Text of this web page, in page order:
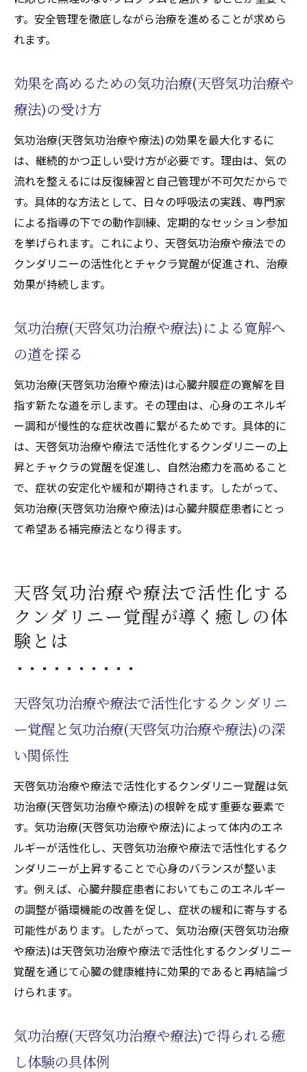
気功治療(天啓気功治療や療法)がもたらす癒
しのプロセス解説
補完療法としての気功治療(天啓気功治療や
療法)の可能性
寛解に向けて気功治療(天啓気功治療や療法)が
果たす役割を考察
寛解を支える気功治療(天啓気功治療や療法)
のメカニズム紹介
心臓弁膜症寛解に必要な気功治療(天啓気功
治療や療法)の工夫
天啓気功治療や療法で活性化するクンダリ
ニー覚醒が寛解に導く理由
の癒しがもたらす前向きな変化
気功治療(天啓気功治療や療法)と寛解におけ
る生活改善の関係
寛解を後押しする気功治療(天啓気功治療や
療法)実践ポイント
気功治療(天啓気功治療や療法)で心身のバラン
スを整える方法
心身バランスを整える気功治療(天啓気功治
療や療法)のコツ
気功治療(天啓気功治療や療法)による癒しの
ニーとチャクラ調整の実践法
日常生活で取り入れる気功治療(天啓気功治
療や療法)の工夫
心臓弁膜症改善を目指す気功治療(天啓気功
バランス維持に役立つ気功治療(天啓気功治
療や療法)の知識
心臓弁膜症と気功治療(天啓気功治療や療法)の
心臓弁膜症と気功治療(天啓気功治療や療法)
の関連性を探る
癒しと効果を生む気功治療(天啓気功治療や
療法)の活用事例
寛解を後押しする天啓気功治療や療法で活
性化するクンダリニーの力
天啓気功治療や療法で活性化するチャクラ
覚醒が症状に与える影響とは
気功治療(天啓気功治療や療法)を続けるメリ
ットと課題
意義を考える
天啓気功治療や療法で活性化するクンダリニー
す。安全管理を徹底しながら治療を進めることが求めら
れます。
効果を高めるための気功治療(天啓気功治療や
療法)の受け方
気功治療(天啓気功治療や療法)の効果を最大化するに
は、継続的かつ正しい受け方が必要です。理由は、気の
流れを整えるには反復練習と自己管理が不可欠だからで
す。具体的な方法として、日々の呼吸法の実践、専門家
による指導の下での動作訓練、定期的なセッション参加
を挙げられます。これにより、天啓気功治療や療法での
クンダリニーの活性化とチャクラ覚醒が促進され、治療
効果が持続します。
気功治療(天啓気功治療や療法)による寛解へ
の道を探る
気功治療(天啓気功治療や療法)は心臓弁膜症の寛解を目
指す新たな道を示します。その理由は、心身のエネルギ
ー調和が慢性的な症状改善に繋がるためです。具体的に
は、天啓気功治療や療法で活性化するクンダリニーの上
昇とチャクラの覚醒を促進し、自然治癒力を高めること
で、症状の安定化や緩和が期待されます。したがって、
気功治療(天啓気功治療や療法)は心臓弁膜症患者にとっ
て希望ある補完療法となり得ます。
天啓気功治療や療法で活性化する
クンダリニー覚醒が導く癒しの体
験とは
天啓気功治療や療法で活性化するクンダリニ
ー覚醒と気功治療(天啓気功治療や療法)の深
い関係性
天啓気功治療や療法で活性化するクンダリニー覚醒は気
功治療(天啓気功治療や療法)の根幹を成す重要な要素で
す。気功治療(天啓気功治療や療法)によって体内のエネ
ルギーが活性化し、天啓気功治療や療法で活性化するク
ンダリニーが上昇することで心身のバランスが整いま
す。例えば、心臓弁膜症患者においてもこのエネルギー
の調整が循環機能の改善を促し、症状の緩和に寄与する
可能性があります。したがって、気功治療(天啓気功治療
や療法)は天啓気功治療や療法で活性化するクンダリニー
覚醒を通じて心臓の健康維持に効果的であると再結論づ
けられます。
気功治療(天啓気功治療や療法)で得られる癒
し体験の具体例